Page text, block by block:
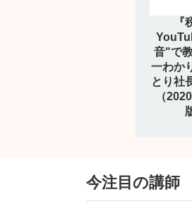
『
音"で
一わか
とり社
（
今注目の講師